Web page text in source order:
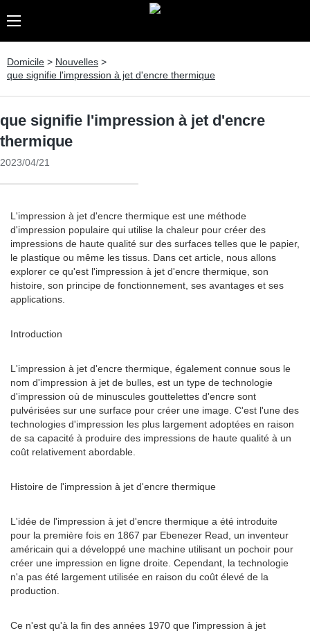
Domicile > Nouvelles >
que signifie l'impression à jet d'encre thermique
que signifie l'impression à jet d'encre
thermique
2023/04/21
L'impression à jet d'encre thermique est une méthode
d'impression populaire qui utilise la chaleur pour créer des
impressions de haute qualité sur des surfaces telles que le papier,
le plastique ou même les tissus. Dans cet article, nous allons
explorer ce qu'est l'impression à jet d'encre thermique, son
histoire, son principe de fonctionnement, ses avantages et ses
applications.
Introduction
L'impression à jet d'encre thermique, également connue sous le
nom d'impression à jet de bulles, est un type de technologie
d'impression où de minuscules gouttelettes d'encre sont
pulvérisées sur une surface pour créer une image. C'est l'une des
technologies d'impression les plus largement adoptées en raison
de sa capacité à produire des impressions de haute qualité à un
coût relativement abordable.
Histoire de l'impression à jet d'encre thermique
L'idée de l'impression à jet d'encre thermique a été introduite
pour la première fois en 1867 par Ebenezer Read, un inventeur
américain qui a développé une machine utilisant un pochoir pour
créer une impression en ligne droite. Cependant, la technologie
n'a pas été largement utilisée en raison du coût élevé de la
production.
Ce n'est qu'à la fin des années 1970 que l'impression à jet